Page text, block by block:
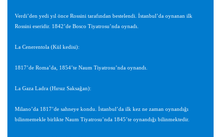
Verdi’den yedi yıl önce Rossini tarafından bestelendi. İstanbul’da oynanan ilk
Rossini eseridir. 1842’de Bosco Tiyatrosu’nda oynadı.
La Cenerentola (Kül kedisi):
1817’de Roma’da, 1854’te Naum Tiyatrosu’nda oynandı.
La Gaza Ladra (Hırsız Saksağan):
Milano’da 1817’de sahneye kondu. İstanbul’da ilk kez ne zaman oynandığı
bilinmemekle birlikte Naum Tiyatrosu’nda 1845’te oynandığı bilinmektedir.